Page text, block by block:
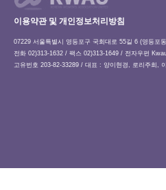
이용약관 및 개인정보처리방침
07229 서울특별시 영등포구 국회대로 55길 6 (영등포
전화 02)313-1632 / 팩스 02)313-1649 / 전자우편
고유번호 203-82-33289 / 대표 : 양이현경, 로리주희,